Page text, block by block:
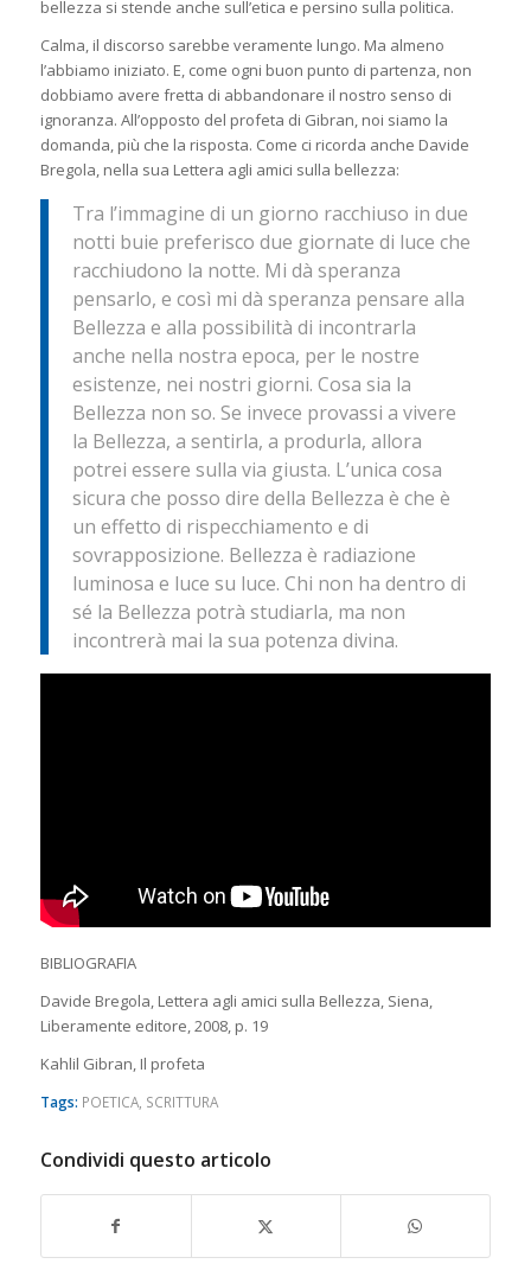
bellezza si stende anche sull’etica e persino sulla politica.
Calma, il discorso sarebbe veramente lungo. Ma almeno
l’abbiamo iniziato. E, come ogni buon punto di partenza, non
dobbiamo avere fretta di abbandonare il nostro senso di
ignoranza. All’opposto del profeta di Gibran, noi siamo la
domanda, più che la risposta. Come ci ricorda anche Davide
Bregola, nella sua Lettera agli amici sulla bellezza:
Tra l’immagine di un giorno racchiuso in due
notti buie preferisco due giornate di luce che
racchiudono la notte. Mi dà speranza
pensarlo, e così mi dà speranza pensare alla
Bellezza e alla possibilità di incontrarla
anche nella nostra epoca, per le nostre
esistenze, nei nostri giorni. Cosa sia la
Bellezza non so. Se invece provassi a vivere
la Bellezza, a sentirla, a produrla, allora
potrei essere sulla via giusta. L’unica cosa
sicura che posso dire della Bellezza è che è
un effetto di rispecchiamento e di
sovrapposizione. Bellezza è radiazione
luminosa e luce su luce. Chi non ha dentro di
sé la Bellezza potrà studiarla, ma non
incontrerà mai la sua potenza divina.
BIBLIOGRAFIA
Davide Bregola, Lettera agli amici sulla Bellezza, Siena,
Liberamente editore, 2008, p. 19
Kahlil Gibran, Il profeta
Tags: POETICA, SCRITTURA
Condividi questo articolo